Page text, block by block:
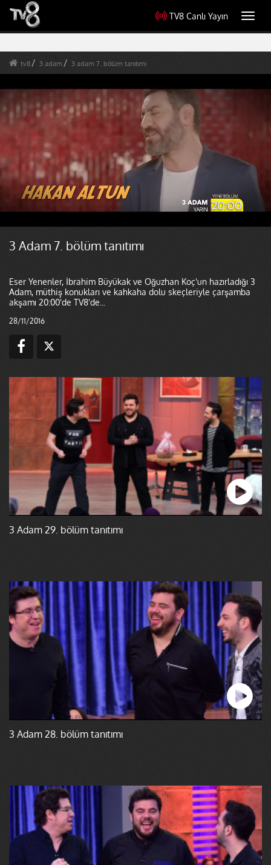
TV8 Canlı Yayın
tv8 3 adam 3 adam 7. bölüm tanıtımı
3 Adam 7. bölüm tanıtımı
Eser Yenenler, İbrahim Büyükak ve Oğuzhan Koç'un hazırladığı 3
Adam, müthiş konukları ve kahkaha dolu skeçleriyle çarşamba
akşamı 20:00'de TV8'de...
28/11/2016
3 Adam 29. bölüm tanıtımı
3 Adam 28. bölüm tanıtımı